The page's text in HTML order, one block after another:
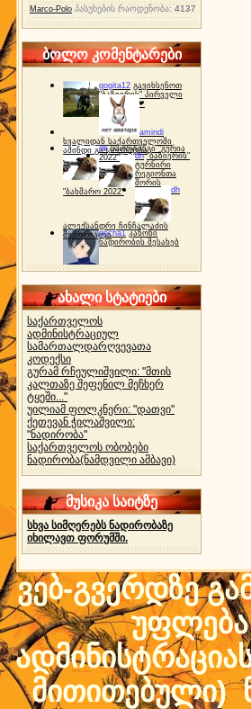
Marco-Polo პასუხების რაოდენობა:4137
ბოლო კომენტარები
gogita12 გავიხსენოთ
"ბაზიერის" პირველი
ტურნირი ❤
amindi
ხვალიდან საქართველოში
ამინდი გაუარესდება
dh სპორტინგი "გურია
2022"
dh "ბაზიერის"
ტურნირი
რეგიონთა
შორის
"ბახმარო 2022"
dh
ალექსანდრე ჩინჩალაძის
მემორიალიgocha1 კანონი
ნადირობის შესახებ
ახალი სტატიები
საქართველოს
ადმინისტრაციულ
სამართალდარღვევათა
კოდექსი
გურამ რჩეულიშვილი: "მთის
კალთაზე შეფენილ მეჩხერ
ტყეში..."
უილიამ ფოლკნერი: "დათვი"
ქეთევან ჭილაშვილი:
"ნადირობა"
საქართველოს ობობები
ნადირობა(ნამდვილი ამბავი)
მუსიკა საიტზე
სხვა სიმღერებს ნადირობაზე
იხილავთ ფორუმში.
ვებ-გვერდზე
უფლება
მითითებული)